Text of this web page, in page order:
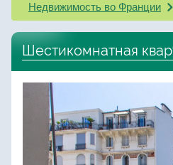
Недвижимость во Франции
Шестикомнатная